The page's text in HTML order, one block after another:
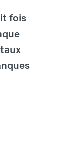
fois